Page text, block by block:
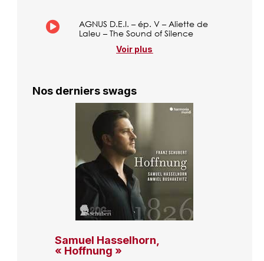
AGNUS D.E.I. – ép. V – Aliette de
Laleu – The Sound of Silence
Voir plus
Nos derniers swags
Samuel Hasselhorn,
« Hoffnung »